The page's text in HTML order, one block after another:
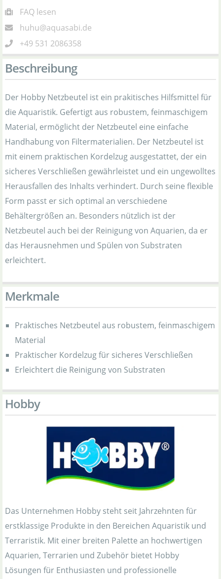
FAQ lesen
huhu@aquasabi.de
+49 531 2086358
Beschreibung
Der Hobby Netzbeutel ist ein prakitisches Hilfsmittel für
die Aquaristik. Gefertigt aus robustem, feinmaschigem
Material, ermöglicht der Netzbeutel eine einfache
Handhabung von Filtermaterialien. Der Netzbeutel ist
mit einem praktischen Kordelzug ausgestattet, der ein
sicheres Verschließen gewährleistet und ein ungewolltes
Herausfallen des Inhalts verhindert. Durch seine flexible
Form passt er sich optimal an verschiedene
Behältergrößen an. Besonders nützlich ist der
Netzbeutel auch bei der Reinigung von Aquarien, da er
das Herausnehmen und Spülen von Substraten
erleichtert.
Merkmale
Praktisches Netzbeutel aus robustem, feinmaschigem
Material
Praktischer Kordelzug für sicheres Verschließen
Erleichtert die Reinigung von Substraten
Hobby
Das Unternehmen Hobby steht seit Jahrzehnten für
erstklassige Produkte in den Bereichen Aquaristik und
Terraristik. Mit einer breiten Palette an hochwertigen
Aquarien, Terrarien und Zubehör bietet Hobby
Lösungen für Enthusiasten und professionelle